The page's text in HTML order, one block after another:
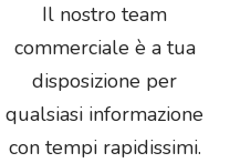
Il nostro team
commerciale è a tua
disposizione per
qualsiasi informazione
con tempi rapidissimi.